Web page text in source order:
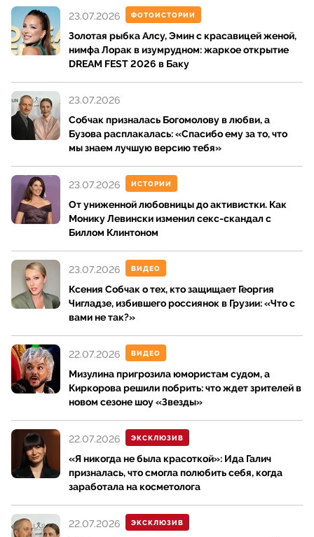
ФОТОИСТОРИИ
Золотая рыбка Алсу, Эмин с красавицей женой,
нимфа Лорак в изумрудном: жаркое открытие
DREAM FEST 2026 в Баку
23.07.2026
Собчак призналась Богомолову в любви, а
Бузова расплакалась: «Спасибо ему за то, что
мы знаем лучшую версию тебя»
23.07.2026
ИСТОРИИ
От униженной любовницы до активистки. Как
Монику Левински изменил секс-скандал с
Биллом Клинтоном
23.07.2026
ВИДЕО
Ксения Собчак о тех, кто защищает Георгия
Чигладзе, избившего россиянок в Грузии: «Что с
вами не так?»
23.07.2026
ВИДЕО
Мизулина пригрозила юмористам судом, а
Киркорова решили побрить: что ждет зрителей в
новом сезоне шоу «Звезды»
22.07.2026
ЭКСКЛЮЗИВ
«Я никогда не была красоткой»: Ида Галич
призналась, что смогла полюбить себя, когда
заработала на косметолога
22.07.2026
ЭКСКЛЮЗИВ
22.07.2026